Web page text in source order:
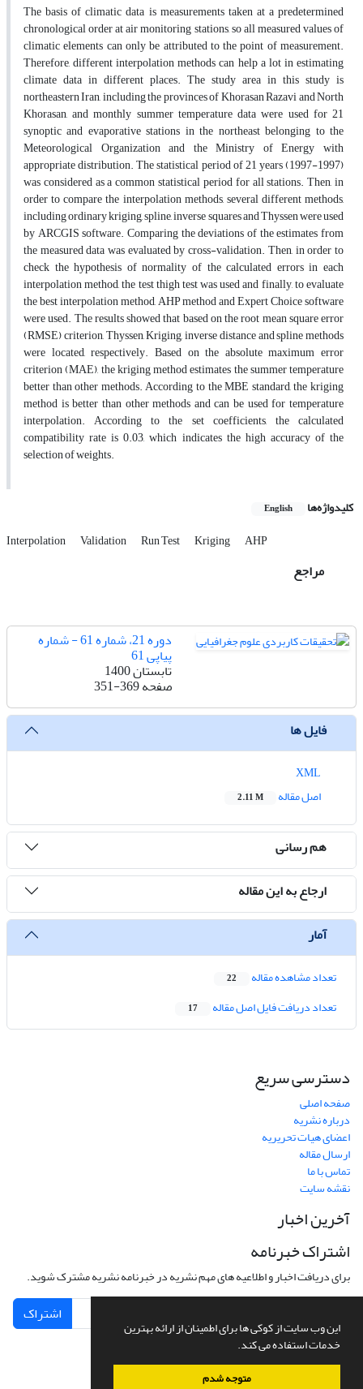
این وب سایت از کوکی ها برای اطمینان از ارائه بهترین
خدمات استفاده می کند.
متوجه شدم
The basis of climatic data is measurements taken at a predetermined
chronological order at air monitoring stations, so all measured values ​​of
climatic elements can only be attributed to the point of measurement.
Therefore, different interpolation methods can help a lot in estimating
climate data in different places. The study area in this study is
northeastern Iran, including the provinces of Khorasan Razavi and North
Khorasan, and monthly summer temperature data were used for 21
synoptic and evaporative stations in the northeast belonging to the
Meteorological Organization and the Ministry of Energy with
appropriate distribution. The statistical period of 21 years (1997-1997)
was considered as a common statistical period for all stations. Then, in
order to compare the interpolation methods, several different methods,
including ordinary kriging, spline, inverse squares and Thyssen were used
by ARCGIS software. Comparing the deviations of the estimates from
the measured data was evaluated by cross-validation. Then, in order to
check the hypothesis of normality of the calculated errors in each
interpolation method, the test thigh test was used and finally, to evaluate
the best interpolation method, AHP method and Expert Choice software
were used. The results showed that based on the root mean square error
(RMSE) criterion, Thyssen, Kriging, inverse distance and spline methods
were located, respectively. Based on the absolute maximum error
criterion (MAE), the kriging method estimates the summer temperature
better than other methods. According to the MBE standard, the kriging
method is better than other methods and can be used for temperature
interpolation. According to the set coefficients, the calculated
compatibility rate is 0.03, which indicates the high accuracy of the
selection of weights.
کلیدواژه‌ها English
Interpolation Validation Run Test Kriging AHP
مراجع
دوره 21، شماره 61 - شماره
پیاپی 61
تابستان 1400
صفحه351-369
فایل ها
اصل مقاله
2.11 M
هم رسانی
ارجاع به این مقاله
آمار
تعداد مشاهده مقاله 22
تعداد دریافت فایل اصل مقاله 17
دسترسی سریع
صفحه اصلی
درباره نشریه
اعضای هیات تحریریه
ارسال مقاله
تماس با ما
نقشه سایت
آخرین اخبار
اشتراک خبرنامه
برای دریافت اخبار و اطلاعیه های مهم نشریه در خبرنامه نشریه مشترک شوید.
اشتراک